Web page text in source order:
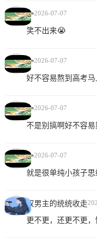
🥳2026-07-07
笑不出来😭
🥳2026-07-07
好不容易熬到高考
🥳2026-07-07
不是别搞啊好不容
🥳2026-07-07
就是很单纯小孩子思
双男主的统统收走
更不更，还更不更